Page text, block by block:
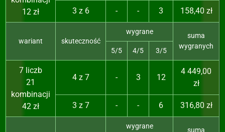
12 zł
3 z 6 - - 3 158,40 zł
wariant skuteczność
wygrane
suma
wygranych
5/5 4/5 3/5
7 liczb
21
kombinacji
42 zł
4 z 7 - 3 12
4 449,00
zł
3 z 7 - - 6 316,80 zł
wygrane suma